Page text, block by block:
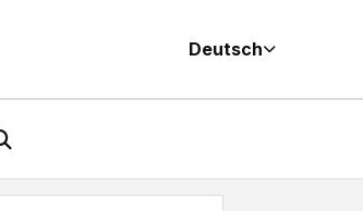
Deutsch